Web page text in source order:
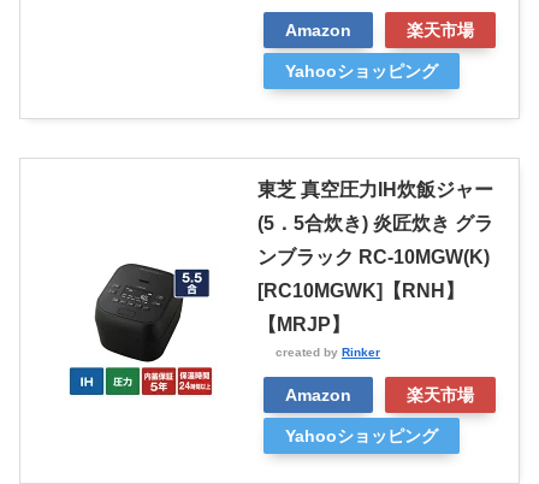
Amazon 楽天市場
Yahooショッピング
東芝 真空圧力IH炊飯ジャー
(5．5合炊き) 炎匠炊き グラ
ンブラック RC-10MGW(K)
[RC10MGWK]【RNH】
【MRJP】
created by Rinker
Amazon 楽天市場
Yahooショッピング